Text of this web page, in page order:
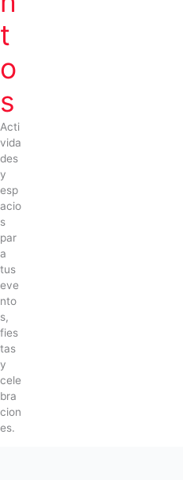
t
o
s
Acti
vida
des
y
esp
acio
s
par
a
tus
eve
nto
s,
fies
tas
y
cele
bra
cion
es.